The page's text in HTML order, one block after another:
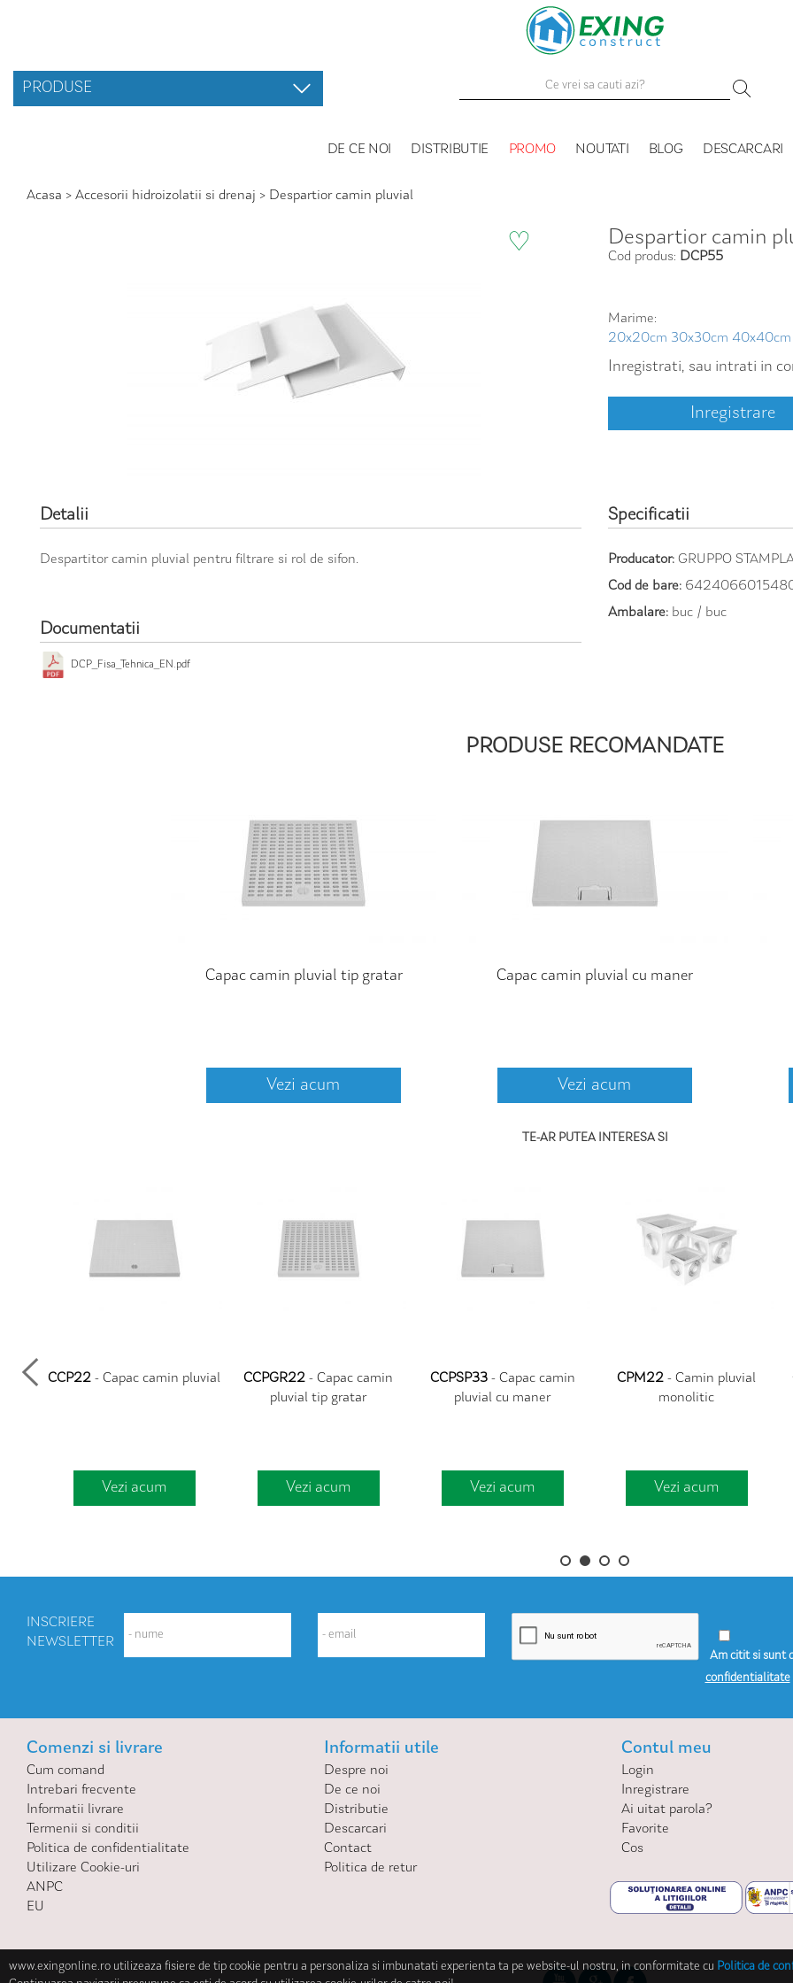
PRODUSE
DE CE NOI DISTRIBUTIE PROMO NOUTATI BLOG DESCARCARI
Acasa > Accesorii hidroizolatii si drenaj > Despartior camin pluvial
♡ Despartior camin
Cod produs: DCP55
Marime:
20x20cm 30x30cm 40x40cm
Inregistrati, sau intrati in
Inregistrare
Detalii
Despartitor camin pluvial pentru filtrare si rol de sifon.
Documentatii
DCP_Fisa_Tehnica_EN.pdf
Specificatii
Producator: GRUPPO
Cod de bare:
Ambalare: buc / buc
PRODUSE RECOMANDATE
Capac camin pluvial tip gratar
Vezi acum
Capac camin pluvial cu maner
Vezi acum
TE-AR PUTEA INTERESA SI
CCP22 - Capac camin pluvial
Vezi acum
CCPGR22 - Capac camin
pluvial tip gratar
Vezi acum
CCPSP33- Capac camin
pluvial cu maner
Vezi acum
CPM22 - Camin pluvial
monolitic
Vezi acum
INSCRIERE
NEWSLETTER
Am citit si sunt
confidentialitate
Comenzi si livrare
Cum comand
Intrebari frecvente
Informatii livrare
Termenii si conditii
Politica de confidentialitate
Utilizare Cookie-uri
ANPC
EU
Informatii utile
Despre noi
De ce noi
Distributie
Descarcari
Contact
Politica de retur
Contul meu
Login
Inregistrare
Ai uitat parola?
Favorite
Cos
www.exingonline.ro utilizeaza fisiere de tip cookie pentru a personaliza si imbunatati experienta ta pe website-ul nostru, in conformitate cu Politica de